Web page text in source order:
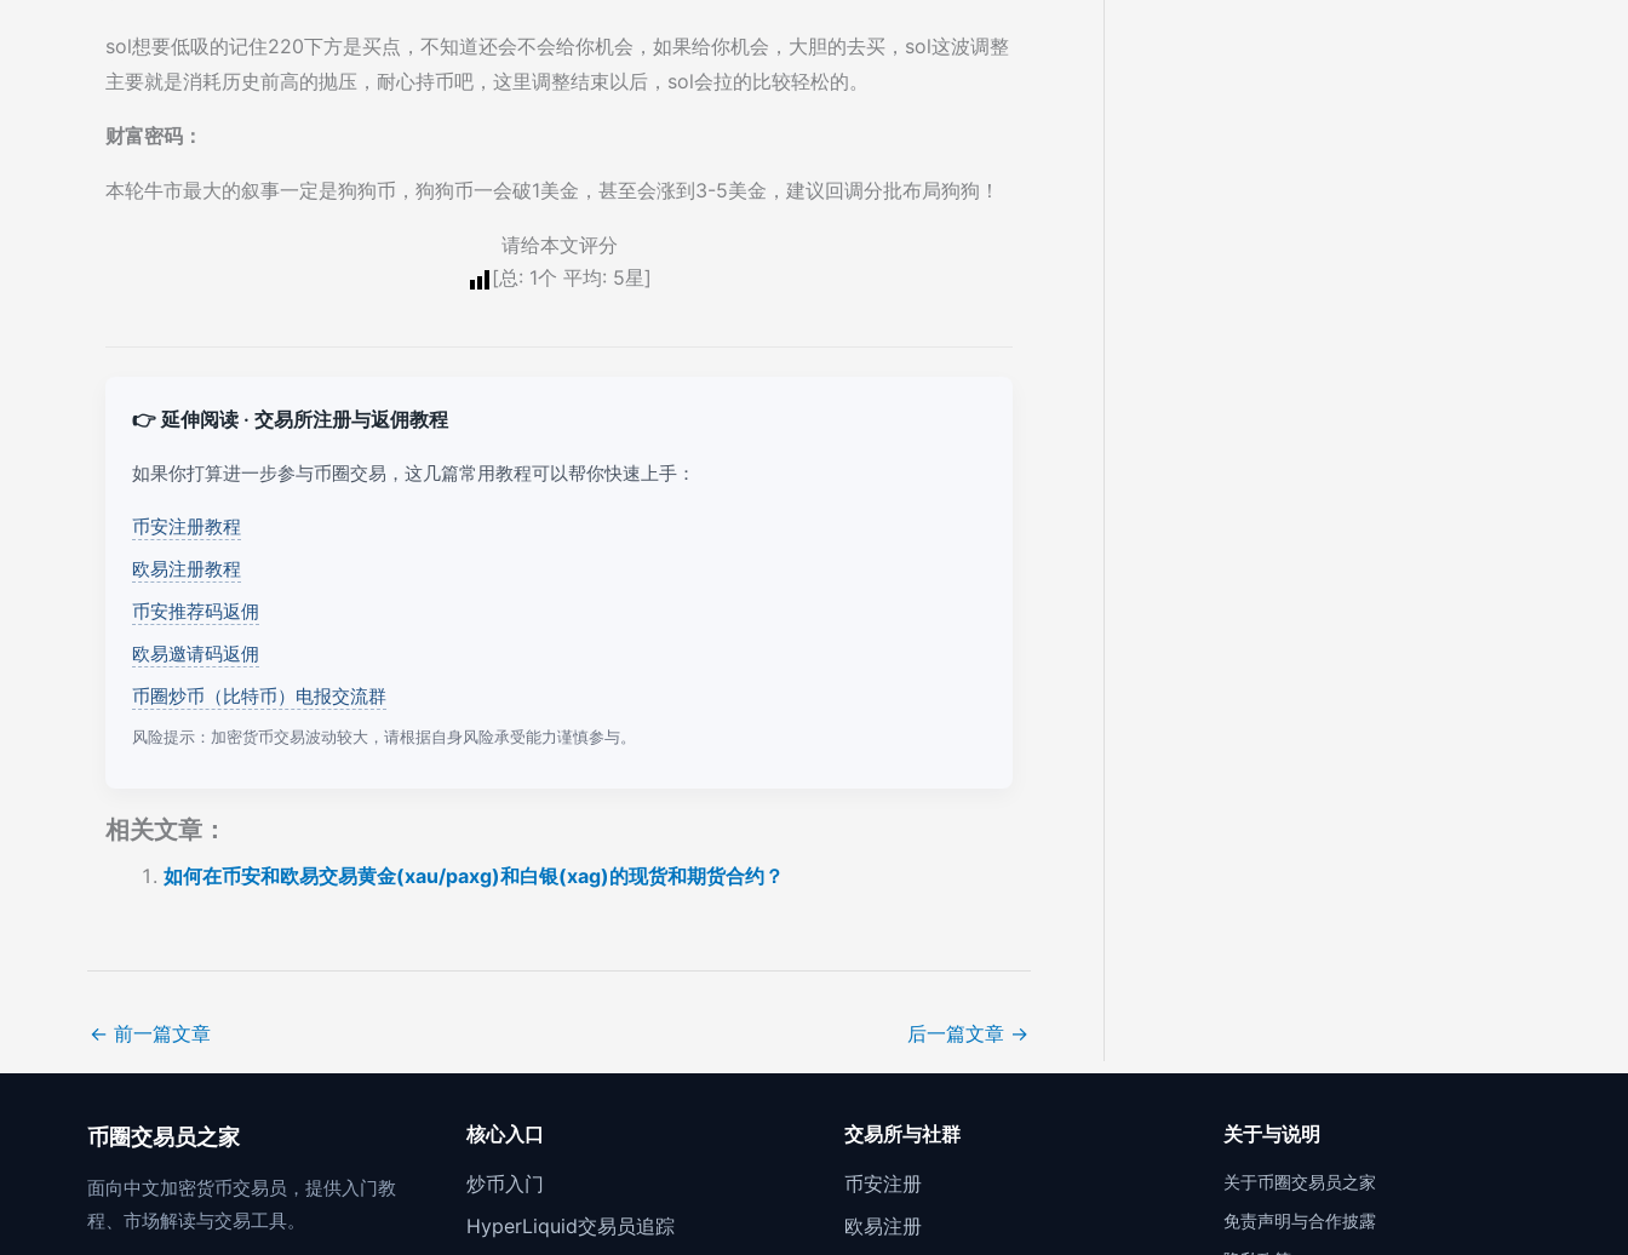
sol想要低吸的记住220下方是买点，不知道还会不会给你机会，如果给你机会，大胆的去买，sol这波调整
主要就是消耗历史前高的抛压，耐心持币吧，这里调整结束以后，sol会拉的比较轻松的。
财富密码：
本轮牛市最大的叙事一定是狗狗币，狗狗币一会破1美金，甚至会涨到3-5美金，建议回调分批布局狗狗！
请给本文评分
[总: 1个 平均: 5星]
👉 延伸阅读 · 交易所注册与返佣教程
如果你打算进一步参与币圈交易，这几篇常用教程可以帮你快速上手：
币安注册教程
欧易注册教程
币安推荐码返佣
欧易邀请码返佣
币圈炒币（比特币）电报交流群
风险提示：加密货币交易波动较大，请根据自身风险承受能力谨慎参与。
相关文章：
如何在币安和欧易交易黄金(xau/paxg)和白银(xag)的现货和期货合约？
← 前一篇文章 后一篇文章 →
币圈交易员之家
面向中文加密货币交易员，提供入门教
程、市场解读与交易工具。
核心入口
炒币入门
HyperLiquid交易员追踪
交易所与社群
币安注册
欧易注册
关于与说明
关于币圈交易员之家
免责声明与合作披露